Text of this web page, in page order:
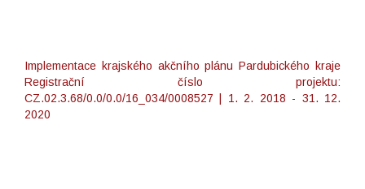
Implementace krajského akčního plánu Pardubického kraje
Registrační číslo projektu:
CZ.02.3.68/0.0/0.0/16_034/0008527 | 1. 2. 2018 - 31. 12.
2020